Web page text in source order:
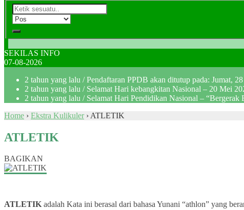
SEKILAS INFO
07-08-2026
2 tahun yang lalu / Pendaftaran PPDB akan ditutup pada: Jumat,
2 tahun yang lalu / Selamat Hari kebangkitan Nasional – 20 Mei
2 tahun yang lalu / Selamat Hari Pendidikan Nasional – “Bergerak
Home › Ekstra Kulikuler› ATLETIK
ATLETIK
BAGIKAN
ATLETIKadalah Kata ini berasal dari bahasa Yunani “athlon” yang